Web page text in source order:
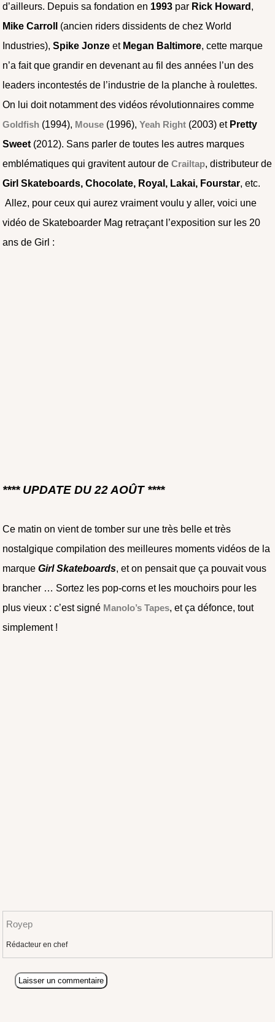
d’ailleurs. Depuis sa fondation en 1993 par Rick Howard ,
Mike Carroll
(ancien riders dissidents de chez World
Industries),Spike Jonze et Megan Baltimore, cette marque
n’a fait que grandir en devenant au fil des années l’un des
leaders incontestés de l’industrie de la planche à roulettes.
On lui doit notamment des vidéos révolutionnaires comme
Goldfish (1994), Mouse (1996),Yeah Right (2003) et Pretty
Sweet (2012). Sans parler de toutes les autres marques
emblématiques qui gravitent autour deCrailtap, distributeur de
Girl Skateboards, Chocolate, Royal, Lakai, Fourstar, etc.
Allez, pour ceux qui aurez vraiment voulu y aller, voici une
vidéo de Skateboarder Mag retraçant l’exposition sur les 20
ans de Girl :
**** UPDATE DU 22 AOÛT ****
Ce matin on vient de tomber sur une très belle et très
nostalgique compilation des meilleures moments vidéos de la
marqueGirl Skateboards, et on pensait que ça pouvait vous
brancher … Sortez les pop-corns et les mouchoirs pour les
plus vieux : c’est signé Manolo’s Tapes, et ça défonce, tout
simplement !
Royep
Rédacteur en chef